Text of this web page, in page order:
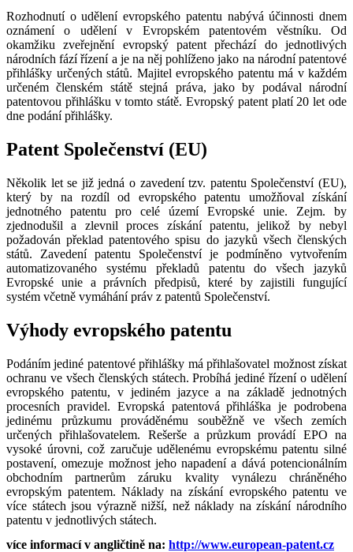
Rozhodnutí o udělení evropského patentu nabývá účinnosti dnem
oznámení o udělení v Evropském patentovém věstníku. Od
okamžiku zveřejnění evropský patent přechází do jednotlivých
národních fází řízení a je na něj pohlíženo jako na národní patentové
přihlášky určených států. Majitel evropského patentu má v každém
určeném členském státě stejná práva, jako by podával národní
patentovou přihlášku v tomto státě. Evropský patent platí 20 let ode
dne podání přihlášky.
Patent Společenství (EU)
Několik let se již jedná o zavedení tzv. patentu Společenství (EU),
který by na rozdíl od evropského patentu umožňoval získání
jednotného patentu pro celé území Evropské unie. Zejm. by
zjednodušil a zlevnil proces získání patentu, jelikož by nebyl
požadován překlad patentového spisu do jazyků všech členských
států. Zavedení patentu Společenství je podmíněno vytvořením
automatizovaného systému překladů patentu do všech jazyků
Evropské unie a právních předpisů, které by zajistili fungující
systém včetně vymáhání práv z patentů Společenství.
Výhody evropského patentu
Podáním jediné patentové přihlášky má přihlašovatel možnost získat
ochranu ve všech členských státech. Probíhá jediné řízení o udělení
evropského patentu, v jediném jazyce a na základě jednotných
procesních pravidel. Evropská patentová přihláška je podrobena
jedinému průzkumu prováděnému souběžně ve všech zemích
určených přihlašovatelem. Rešerše a průzkum provádí EPO na
vysoké úrovni, což zaručuje udělenému evropskému patentu silné
postavení, omezuje možnost jeho napadení a dává potencionálním
obchodním partnerům záruku kvality vynálezu chráněného
evropským patentem. Náklady na získání evropského patentu ve
více státech jsou výrazně nižší, než náklady na získání národního
patentu v jednotlivých státech.
více informací v angličtině na: http://www.european-patent.cz